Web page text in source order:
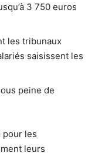
3 750 euros
les tribunaux
saisissent les
peine de
pour les
leurs